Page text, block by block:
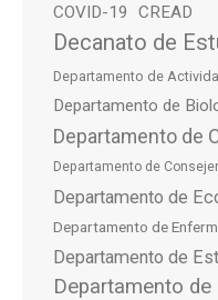
COVID-19 CREAD
Decanato de
Departamento de
Departamento de
Departamento de
Departamento de
Departamento de
Departamento de
Departamento de
Departamento de